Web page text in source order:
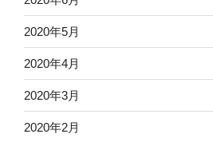
2020年5月
2020年4月
2020年3月
2020年2月